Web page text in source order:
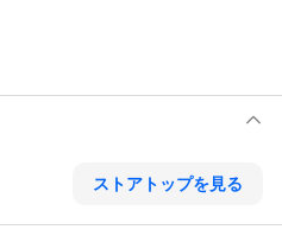
ストアトップを見る